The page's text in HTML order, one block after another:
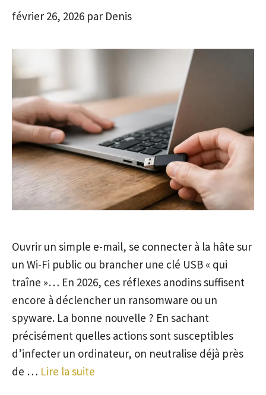
février 26, 2026 par Denis
Ouvrir un simple e-mail, se connecter à la hâte sur
un Wi-Fi public ou brancher une clé USB « qui
traîne »… En 2026, ces réflexes anodins suffisent
encore à déclencher un ransomware ou un
spyware. La bonne nouvelle ? En sachant
précisément quelles actions sont susceptibles
d’infecter un ordinateur, on neutralise déjà près
de … Lire la suite